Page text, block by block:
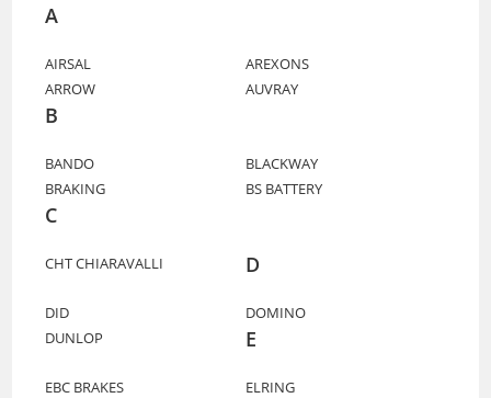
A
AIRSAL
AREXONS
ARROW
AUVRAY
B
BANDO
BLACKWAY
BRAKING
BS BATTERY
C
CHT CHIARAVALLI D
DID
DOMINO
DUNLOP
E
EBC BRAKES
ELRING